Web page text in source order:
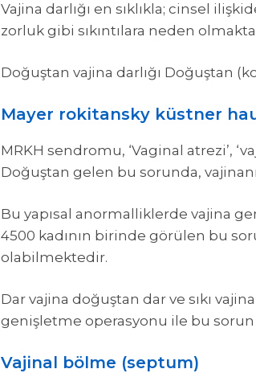
Vajina darlığı en sıklıkla; cinsel
zorluk gibi sıkıntılara neden
Doğuştan vajina darlığı Doğuştan
Mayer rokitansky küstner
MRKH sendromu, ‘Vaginal atrezi’,
Doğuştan gelen bu sorunda,
Bu yapısal anormalliklerde vajina
4500 kadının birinde görülen bu
olabilmektedir.
Dar vajina doğuştan dar ve sıkı
genişletme operasyonu ile bu
Vajinal bölme (septum)